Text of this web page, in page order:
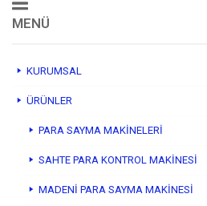
MENÜ
KURUMSAL
ÜRÜNLER
PARA SAYMA MAKİNELERİ
SAHTE PARA KONTROL MAKİNESİ
MADENİ PARA SAYMA MAKİNESİ